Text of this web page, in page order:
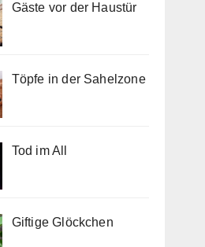
Gäste vor der Haustür
Töpfe in der Sahelzone
Tod im All
Giftige Glöckchen